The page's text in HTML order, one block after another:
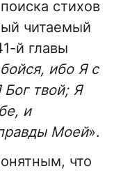
стихов
читаемый
й главы
ибо Я с
твой; Я
и
Моей».
что